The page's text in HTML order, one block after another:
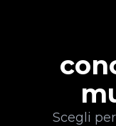
Scegli